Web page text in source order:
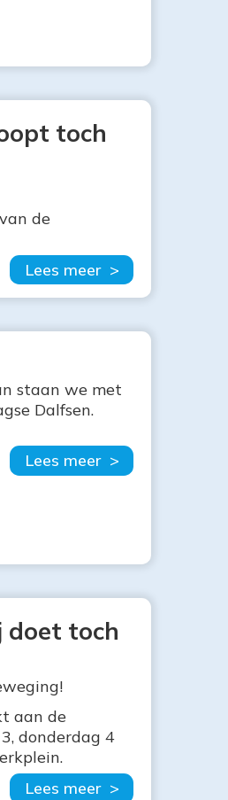
toch
de
Lees meer >
staan we met
Dalfsen.
Lees meer >
doet toch
aan de
donderdag 4
Lees meer >